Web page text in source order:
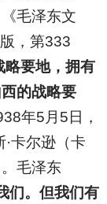
毛泽东文
，第333
略要地，拥有
的战略要
年5月5日，
卡尔逊（卡
毛泽东
们。但我们有